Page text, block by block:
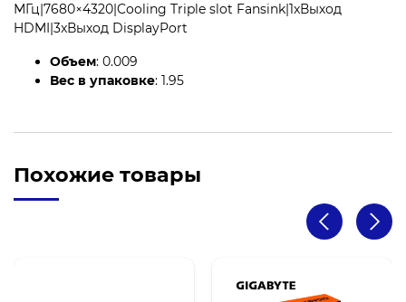
МГц|7680×4320|Cooling Triple slot Fansink|1xВыход
HDMI|3xВыход DisplayPort
Объем: 0.009
Вес в упаковке: 1.95
Похожие товары